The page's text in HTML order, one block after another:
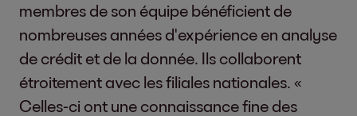
membres de son équipe bénéficient de
nombreuses années d'expérience en analyse
de crédit et de la donnée. Ils collaborent
étroitement avec les filiales nationales. «
Celles-ci ont une connaissance fine des